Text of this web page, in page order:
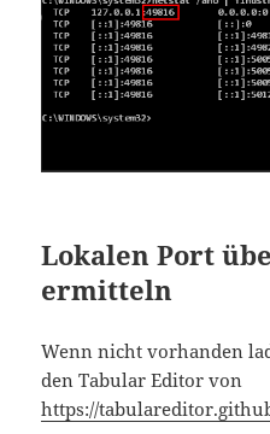
Lokalen Port
ermitteln
Wenn nicht vorhanden
den Tabular Editor von
https://